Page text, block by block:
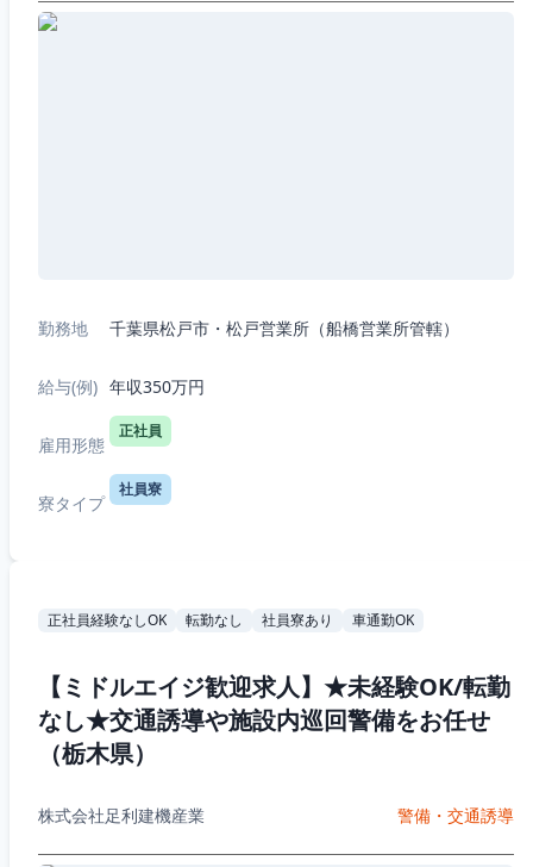
勤務地 千葉県松戸市・松戸営業所（船橋営業所管轄）
給与(例) 年収350万円
雇用形態
正社員
寮タイプ
社員寮
正社員経験なしOK 転勤なし 社員寮あり 車通勤OK
【ミドルエイジ歓迎求人】★未経験OK/転勤
なし★交通誘導や施設内巡回警備をお任せ
（栃木県）
株式会社足利建機産業 警備・交通誘導